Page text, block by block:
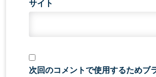
サイト
次回のコメントで使用するためブ